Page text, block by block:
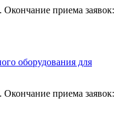
Окончание приема заявок:
оборудования для
Окончание приема заявок: